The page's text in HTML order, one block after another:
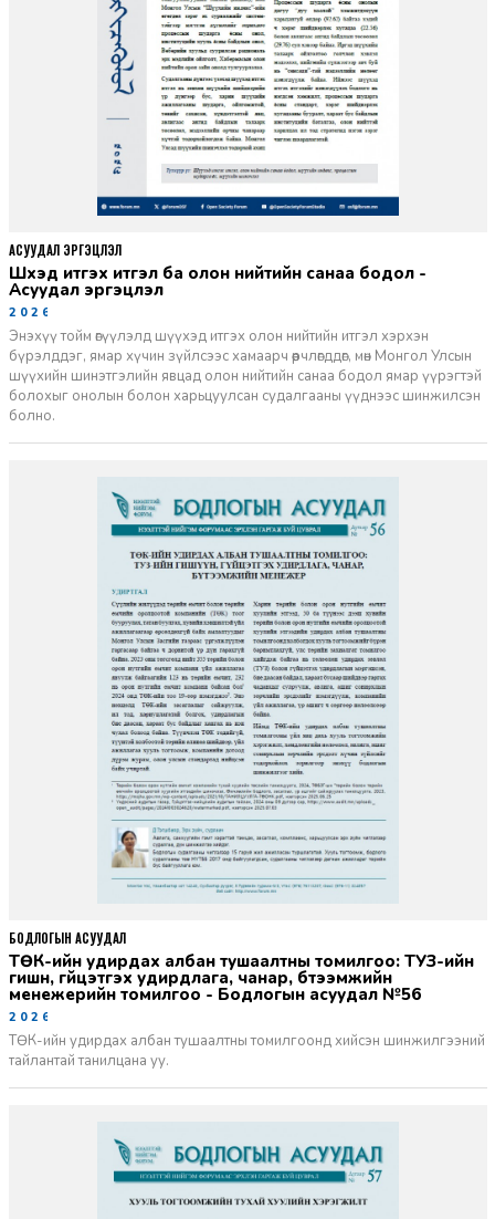
Шүүхэд итгэх итгэл ба олон нийтийн санаа бодол -
Асуудал эргэцүүлэл
2026-06-11
Энэхүү тойм өгүүлэлд шүүхэд итгэх олон нийтийн итгэл хэрхэн
бүрэлддэг, ямар хүчин зүйлсээс хамаарч өөрчлөгддөг, мөн Монгол Улсын
шүүхийн шинэтгэлийн явцад олон нийтийн санаа бодол ямар үүрэгтэй
болохыг онолын болон харьцуулсан судалгааны үүднээс шинжилсэн
болно.
АСУУДАЛ ЭРГЭЦҮҮЛЭЛ
ТӨК-ийн удирдах албан тушаалтны томилгоо: ТУЗ-ийн
гишүүн, гүйцэтгэх удирдлага, чанар, бүтээмжийн
менежерийн томилгоо - Бодлогын асуудал №56
2026-06-02
ТӨК-ийн удирдах албан тушаалтны томилгоонд хийсэн шинжилгээний
тайлантай танилцана уу.
БОДЛОГЫН АСУУДАЛ